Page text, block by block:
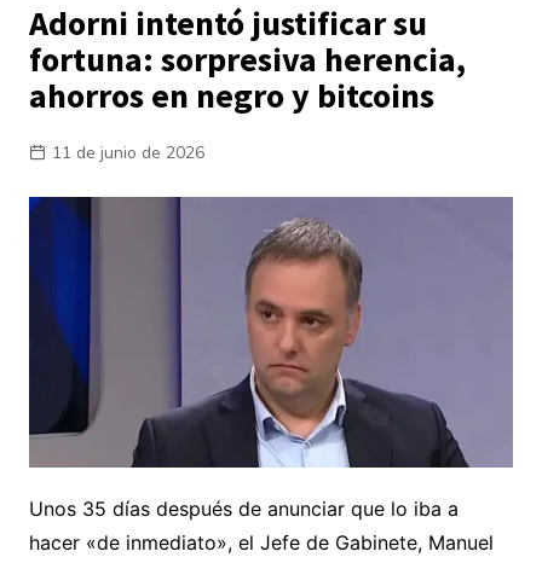
Adorni intentó justificar su
fortuna: sorpresiva herencia,
ahorros en negro y bitcoins
11 de junio de 2026
Unos 35 días después de anunciar que lo iba a
hacer «de inmediato», el Jefe de Gabinete, Manuel